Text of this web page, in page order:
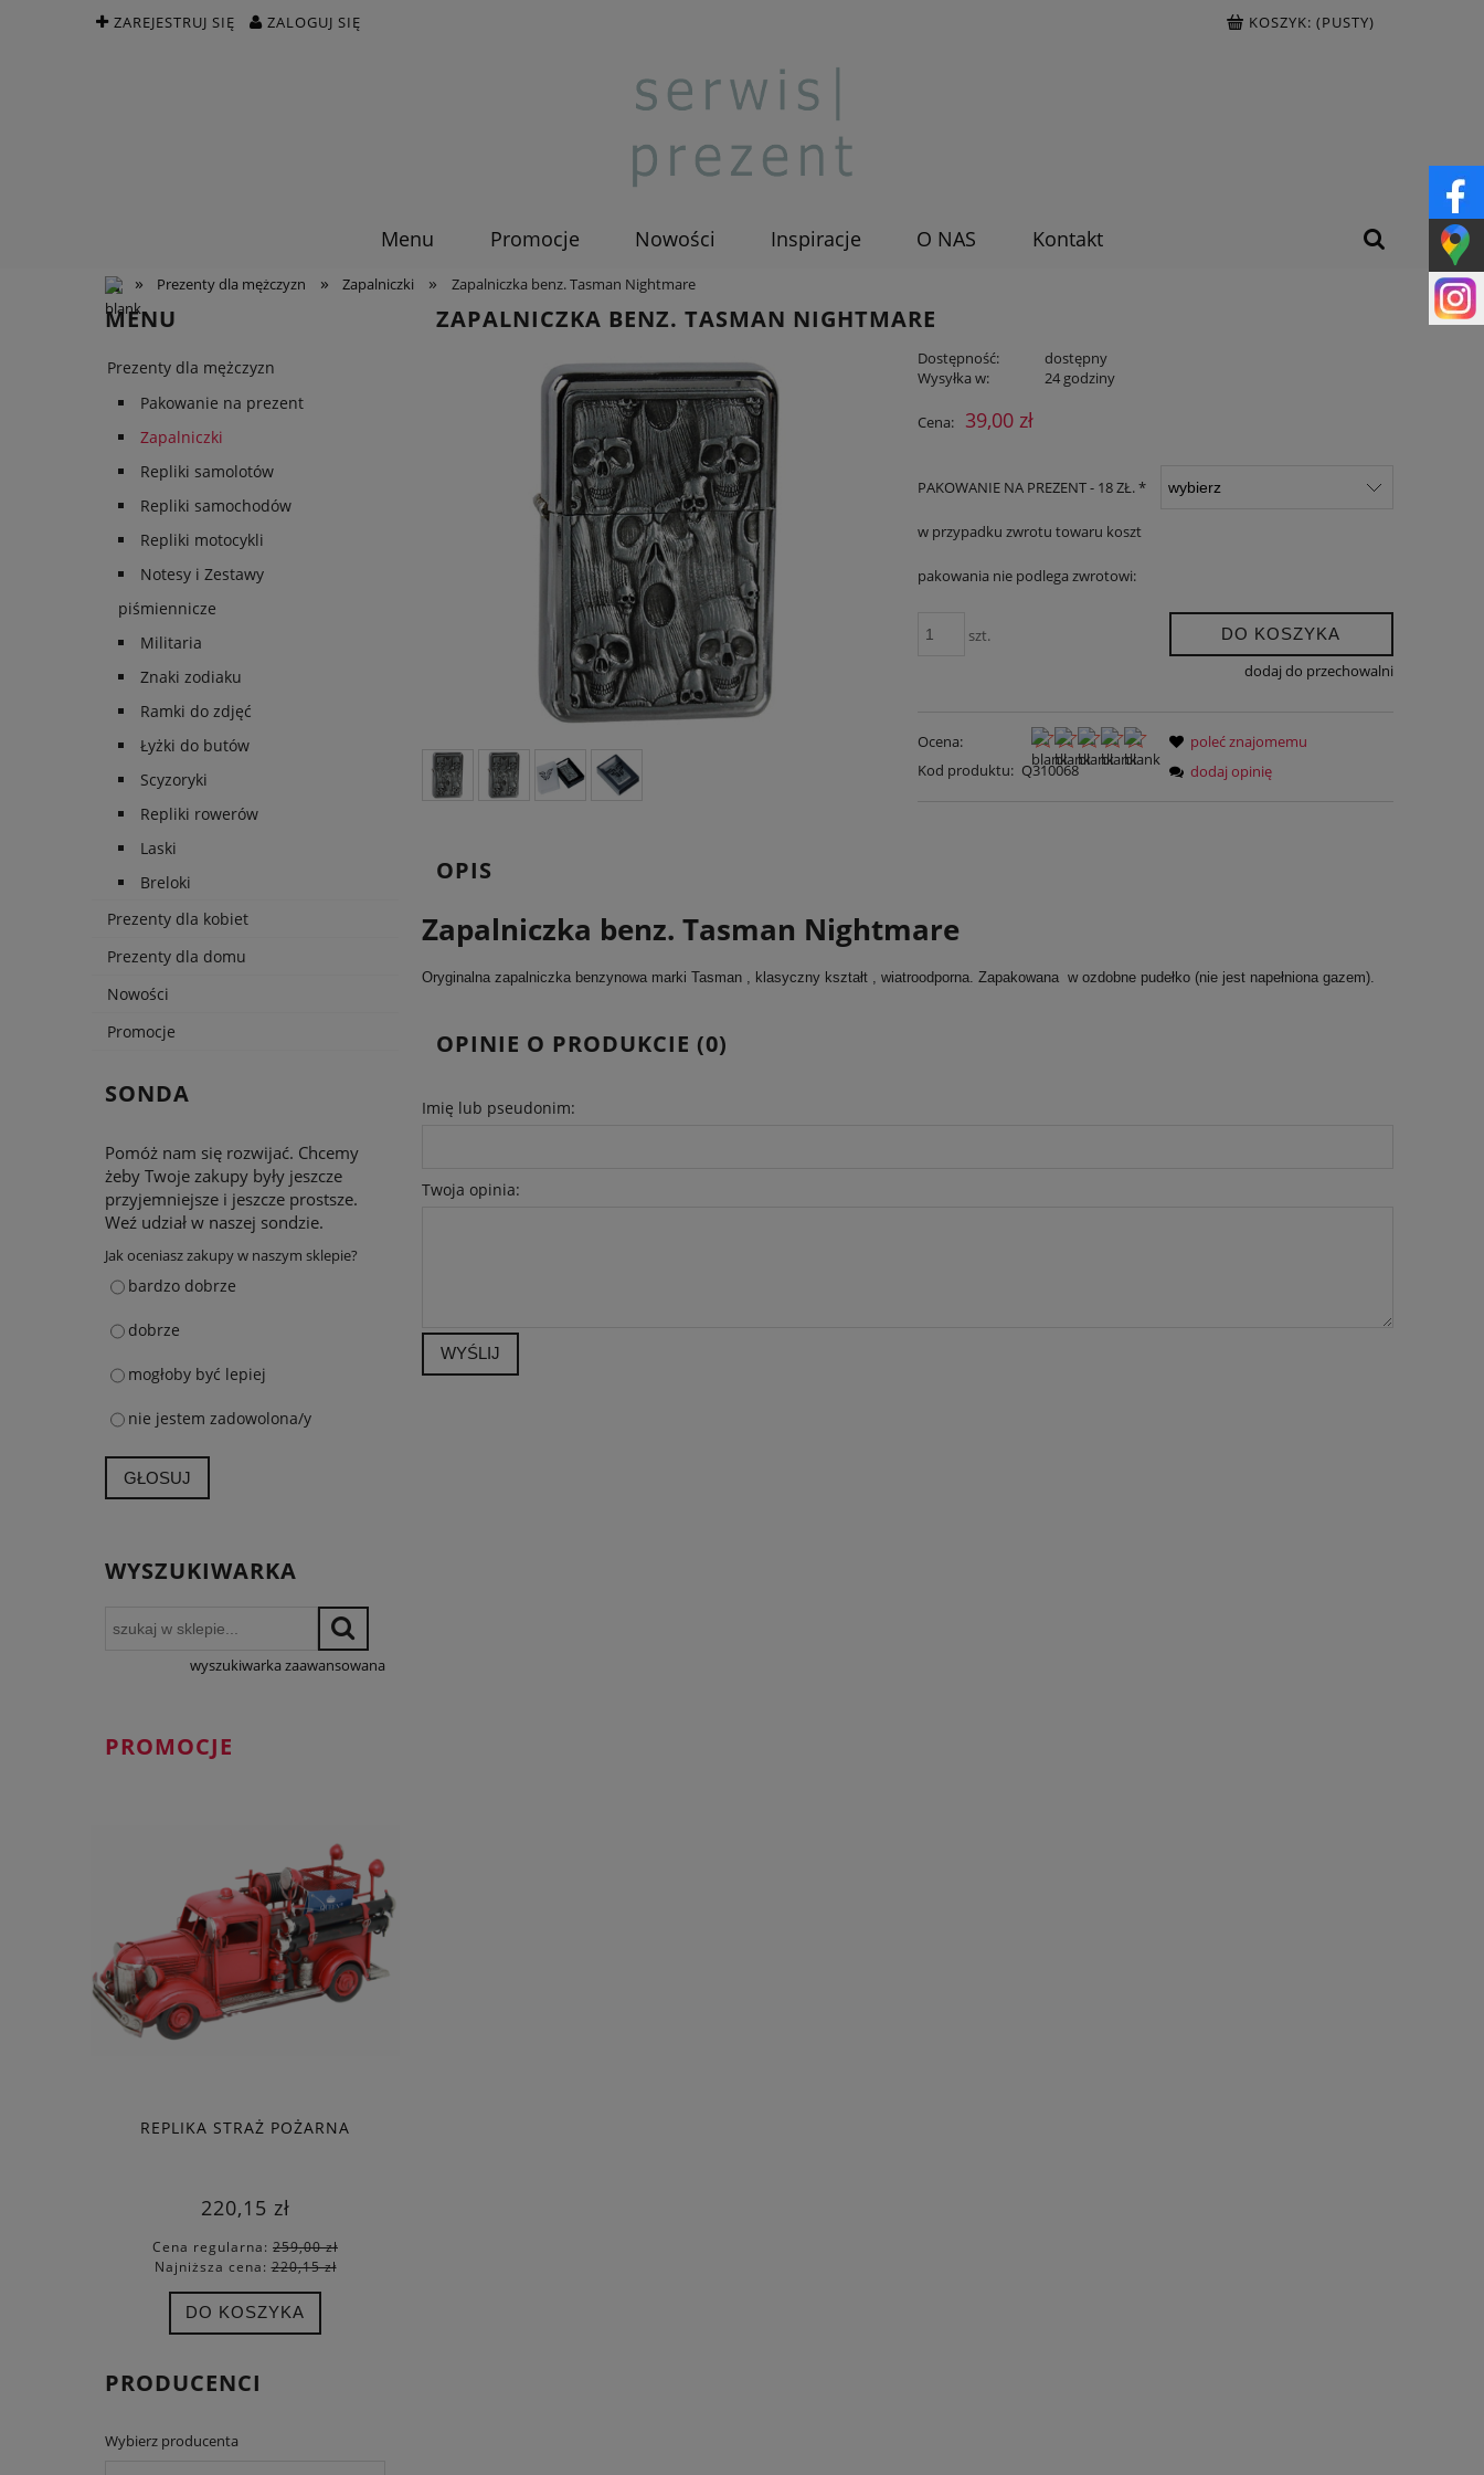
ZAREJESTRUJ SIĘ ZALOGUJ SIĘ KOSZYK: (PUSTY)
Menu Promocje Nowości Inspiracje O NAS Kontakt
» Prezenty dla mężczyzn » Zapalniczki » Zapalniczka benz. Tasman Nightmare
MENU
Prezenty dla mężczyzn
Pakowanie na prezent
Zapalniczki
Repliki samolotów
Repliki samochodów
Repliki motocykli
Notesy i Zestawy
piśmiennicze
Militaria
Znaki zodiaku
Ramki do zdjęć
Łyżki do butów
Scyzoryki
Repliki rowerów
Laski
Breloki
Prezenty dla kobiet
Prezenty dla domu
Nowości
Promocje
SONDA
Pomóż nam się rozwijać. Chcemy
żeby Twoje zakupy były jeszcze
przyjemniejsze i jeszcze prostsze.
Weź udział w naszej sondzie.
Jak oceniasz zakupy w naszym sklepie?
bardzo dobrze
dobrze
mogłoby być lepiej
nie jestem zadowolona/y
GŁOSUJ
WYSZUKIWARKA
wyszukiwarka zaawansowana
PROMOCJE
REPLIKA STRAŻ POŻARNA
220,15 zł
Cena regularna: 259,00 zł
Najniższa cena:220,15 zł
DO KOSZYKA
PRODUCENCI
Wybierz producenta
ZAPALNICZKA BENZ. TASMAN NIGHTMARE
Dostępność:
dostępny
Wysyłka w:
24 godziny
Cena: 39,00 zł
PAKOWANIE NA PREZENT - 18 ZŁ. *
w przypadku zwrotu towaru koszt
pakowania nie podlega zwrotowi:
szt. DO KOSZYKA
dodaj do przechowalni
Ocena:
Kod produktu: Q310068
poleć znajomemu
dodaj opinię
OPIS
Zapalniczka benz. Tasman Nightmare
Oryginalna zapalniczka benzynowa marki Tasman , klasyczny kształt , wiatroodporna. Zapakowana w ozdobne pudełko (nie jest napełniona gazem).
OPINIE O PRODUKCIE (0)
Imię lub pseudonim:
Twoja opinia:
WYŚLIJ